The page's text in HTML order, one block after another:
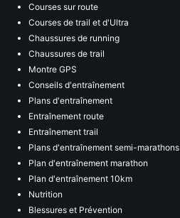
Courses sur route
Courses de trail et d'Ultra
Chaussures de running
Chaussures de trail
Montre GPS
Conseils d'entraînement
Plans d'entraînement
Entraînement route
Entraînement trail
Plans d'entraînement semi-marathons
Plan d'entraînement marathon
Plan d'entraînement 10km
Nutrition
Blessures et Prévention